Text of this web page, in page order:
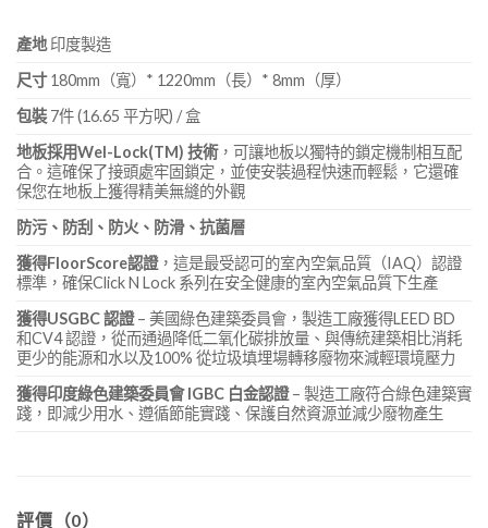
產地印度製造
尺寸180mm（寬）* 1220mm（長）* 8mm（厚）
包裝7件 (16.65 平方呎) / 盒
地板採用Wel-Lock(TM) 技術，可讓地板以獨特的鎖定機制相互配
合。這確保了接頭處牢固鎖定，並使安裝過程快速而輕鬆，它還確
保您在地板上獲得精美無縫的外觀
防污、防刮、防火、防滑、抗菌層
獲得FloorScore認證，這是最受認可的室內空氣品質（IAQ）認證
標準，確保Click N Lock 系列在安全健康的室內空氣品質下生產
獲得USGBC 認證– 美國綠色建築委員會，製造工廠獲得LEED BD
和CV4 認證，從而通過降低二氧化碳排放量、與傳統建築相比消耗
更少的能源和水以及100% 從垃圾填埋場轉移廢物來減輕環境壓力
獲得印度綠色建築委員會 IGBC 白金認證– 製造工廠符合綠色建築實
踐，即減少用水、遵循節能實踐、保護自然資源並減少廢物產生
評價（0）